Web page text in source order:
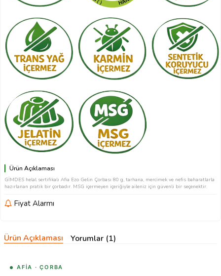
Ürün Açıklaması
GİMDES helal sertifikalı Afia Ezo Gelin Çorbası 80 g, tarhana, mercimek ve nefis baharatlarla
hazırlanan pratik bir çorbadır. MSG içermeyen içeriğiyle aileniz için güvenli bir seçenektir.
Fiyat Alarmı
Ürün Açıklaması Yorumlar (1)
AFIA · ÇORBA